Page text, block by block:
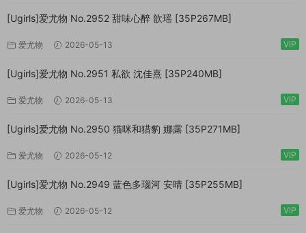
[Ugirls]爱尤物 No.2952 甜味心醉 歆瑶 [35P267MB]
爱尤物 2026-05-13 VIP
[Ugirls]爱尤物 No.2951 私欲 沈佳熹 [35P240MB]
爱尤物 2026-05-13 VIP
[Ugirls]爱尤物 No.2950 猫咪和猎豹 娜露 [35P271MB]
爱尤物 2026-05-12 VIP
[Ugirls]爱尤物 No.2949 蓝色多瑙河 安晴 [35P255MB]
爱尤物 2026-05-12 VIP